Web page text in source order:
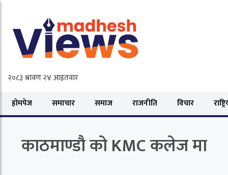
होमपेज समाचार समाज राजनीति विचार
काठमाण्डौ को KMC कलेज मा